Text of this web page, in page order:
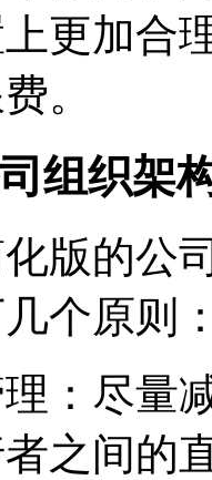
更加合
。
组织架
版的公
个原则
：尽量
之间的